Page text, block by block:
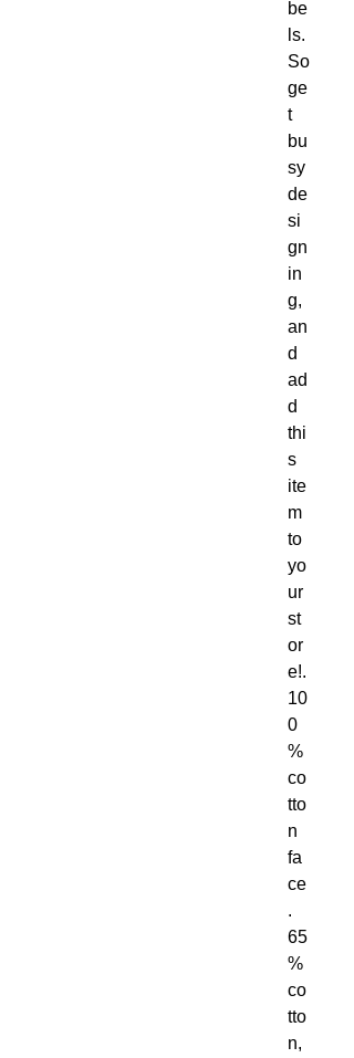
be
ls.
So
ge
t
bu
sy
de
si
gn
in
g,
an
d
ad
d
thi
s
ite
m
to
yo
ur
st
or
e!.
10
0
%
co
tto
n
fa
ce
.
65
%
co
tto
n,